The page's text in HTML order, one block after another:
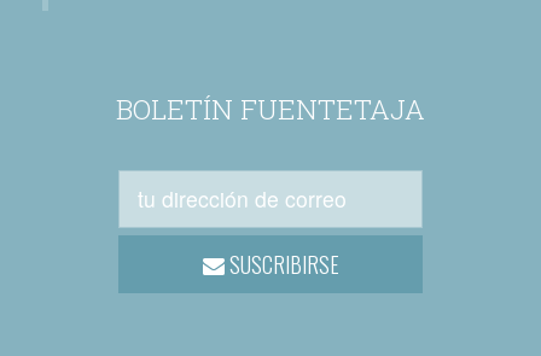
BOLETÍN FUENTETAJA
SUSCRIBIRSE